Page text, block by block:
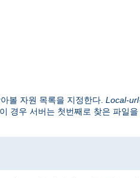
볼 자원 목록을 지정한다. Local-url
경우 서버는 첫번째로 찾은 파일